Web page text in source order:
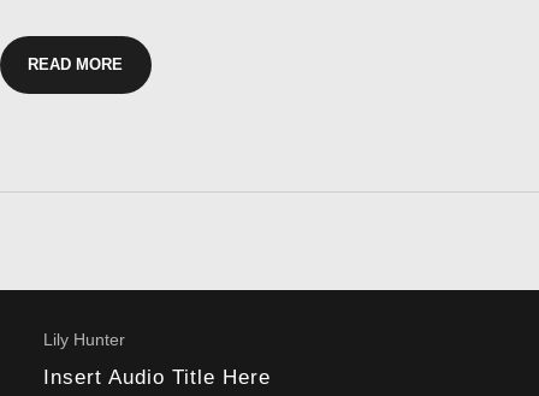
READ MORE
Lily Hunter
Insert Audio Title Here